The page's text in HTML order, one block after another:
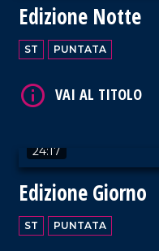
Edizione Notte
ST PUNTATA
24:17
Edizione Giorno
ST PUNTATA